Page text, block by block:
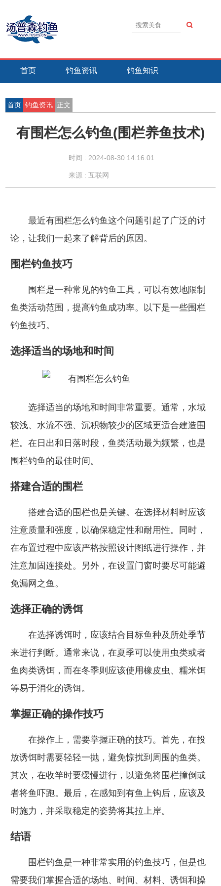
首页 钓鱼资讯 钓鱼知识
首页 钓鱼资讯 正文
有围栏怎么钓鱼(围栏养鱼技术)
时间 : 2024-08-30 14:16:01
来源 : 互联网
最近有围栏怎么钓鱼这个问题引起了广泛的讨
论，让我们一起来了解背后的原因。
围栏钓鱼技巧
围栏是一种常见的钓鱼工具，可以有效地限制
鱼类活动范围，提高钓鱼成功率。以下是一些围栏
钓鱼技巧。
选择适当的场地和时间
选择适当的场地和时间非常重要。通常，水域
较浅、水流不强、沉积物较少的区域更适合建造围
栏。在日出和日落时段，鱼类活动最为频繁，也是
围栏钓鱼的最佳时间。
搭建合适的围栏
搭建合适的围栏也是关键。在选择材料时应该
注意质量和强度，以确保稳定性和耐用性。同时，
在布置过程中应该严格按照设计图纸进行操作，并
注意加固连接处。另外，在设置门窗时要尽可能避
免漏网之鱼。
选择正确的诱饵
在选择诱饵时，应该结合目标鱼种及所处季节
来进行判断。通常来说，在夏季可以使用虫类或者
鱼肉类诱饵，而在冬季则应该使用橡皮虫、糯米饵
等易于消化的诱饵。
掌握正确的操作技巧
在操作上，需要掌握正确的技巧。首先，在投
放诱饵时需要轻轻一抛，避免惊扰到周围的鱼类。
其次，在收竿时要缓慢进行，以避免将围栏撞倒或
者将鱼吓跑。最后，在感知到有鱼上钩后，应该及
时施力，并采取稳定的姿势将其拉上岸。
结语
围栏钓鱼是一种非常实用的钓鱼技巧，但是也
需要我们掌握合适的场地、时间、材料、诱饵和操